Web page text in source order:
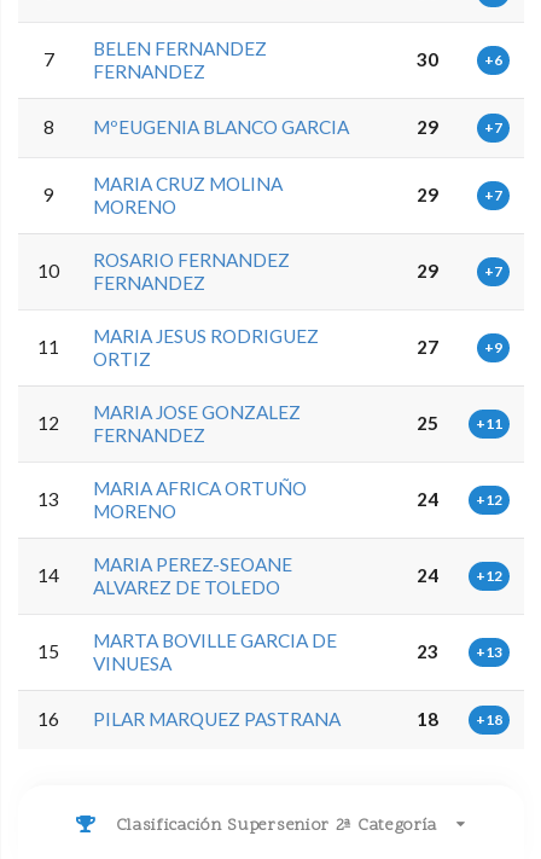
7
BELEN FERNANDEZ
FERNANDEZ
30 +6
8 MºEUGENIA BLANCO GARCIA 29 +7
9
MARIA CRUZ MOLINA
MORENO
29 +7
10
ROSARIO FERNANDEZ
FERNANDEZ
29 +7
11
MARIA JESUS RODRIGUEZ
ORTIZ
27 +9
12
MARIA JOSE GONZALEZ
FERNANDEZ
25 +11
13
MARIA AFRICA ORTUÑO
MORENO
24 +12
14
MARIA PEREZ-SEOANE
ALVAREZ DE TOLEDO
24 +12
15
MARTA BOVILLE GARCIA DE
VINUESA
23 +13
16 PILAR MARQUEZ PASTRANA 18 +18
Clasificación Supersenior 2ª Categoría